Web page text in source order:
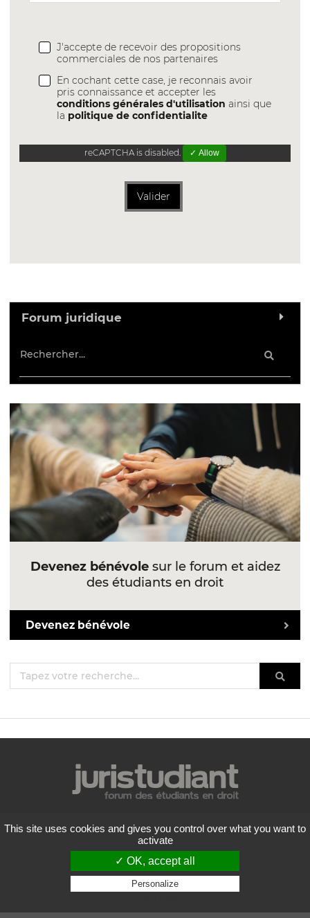
J'accepte de recevoir des propositions
commerciales de nos partenaires
En cochant cette case, je reconnais avoir
pris connaissance et accepter les
conditions générales d'utilisation ainsi que
la politique de confidentialite
reCAPTCHA is disabled. ✓ Allow
Valider
Forum juridique
Devenez bénévolesur le forum et aidez
des étudiants en droit
Devenez bénévole
Mentions légales
Politique de confidentialité
Conditions générales d'utilisation
Liste des forums
Contactez-nous
Copyright
2026 Juristudiant.com - Tous droits réservés
This site uses cookies and gives you control over what you want to
activate
✓ OK, accept all
Personalize